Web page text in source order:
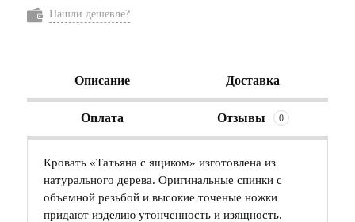
Нашли дешевле?
Описание Доставка
Оплата Отзывы 0
Кровать «Татьяна с ящиком» изготовлена из
натурального дерева. Оригинальные спинки с
объемной резьбой и высокие точеные ножки
придают изделию утонченность и изящность.